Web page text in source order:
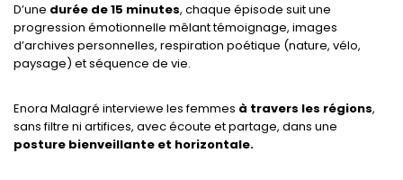
D’une durée de 15 minutes, chaque épisode suit une
progression émotionnelle mêlant témoignage, images
d’archives personnelles, respiration poétique (nature, vélo,
paysage) et séquence de vie.
Enora Malagré interviewe les femmes à travers les régions,
sans filtre ni artifices, avec écoute et partage, dans une
posture bienveillante et horizontale.